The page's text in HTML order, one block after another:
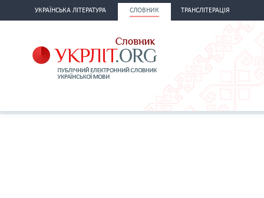
УКРАЇНСЬКА ЛІТЕРАТУРА СЛОВНИК ТРАНСЛІТЕРАЦІЯ